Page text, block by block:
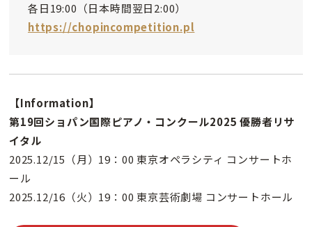
各日19:00（日本時間翌日2:00）
https://chopincompetition.pl
【Information】
第19回ショパン国際ピアノ・コンクール2025 優勝者リサ
イタル
2025.12/15（月）19：00 東京オペラシティ コンサートホ
ール
2025.12/16（火）19：00 東京芸術劇場 コンサートホール